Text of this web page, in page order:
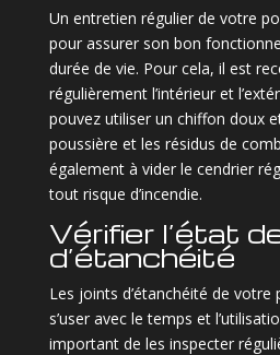
Un entretien régulier de votre
pour assurer son bon
durée de vie. Pour cela, il est
régulièrement l’intérieur et
pouvez utiliser un chiffon doux
poussière et les résidus de
également à vider le cendrier
tout risque d’incendie.
Vérifier l’état
d’étanchéité
Les joints d’étanchéité de votre
s’user avec le temps et
important de les inspecter